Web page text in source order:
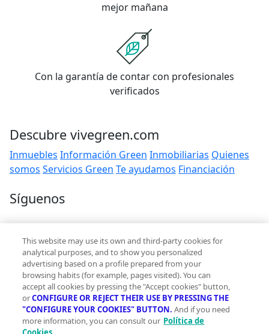
mejor mañana
Con la garantía de contar con profesionales
verificados
Descubre vivegreen.com
Inmuebles Información Green Inmobiliarias Quienes
somos Servicios Green Te ayudamos Financiación
Síguenos
Contacto
hola@vivegreen.com
Aviso Legal
This website may use its own and third-party cookies for
analytical purposes, and to show you personalized
advertising based on a profile prepared from your
browsing habits (for example, pages visited). You can
accept all cookies by pressing the "Accept cookies" button,
orCONFIGURE OR REJECT THEIR USE BY PRESSING THE
"CONFIGURE YOUR COOKIES" BUTTON. And if you need
more information, you can consult our Política de